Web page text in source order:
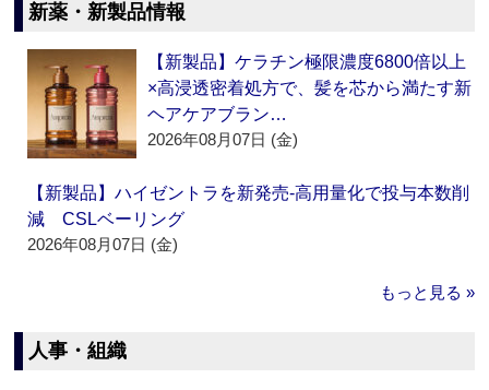
新薬・新製品情報
【新製品】ケラチン極限濃度6800倍以上
×高浸透密着処方で、髪を芯から満たす新
ヘアケアブラン…
2026年08月07日 (金)
【新製品】ハイゼントラを新発売‐高用量化で投与本数削
減 CSLベーリング
2026年08月07日 (金)
もっと見る »
人事・組織